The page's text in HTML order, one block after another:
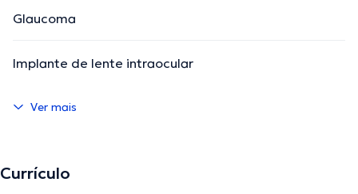
Glaucoma
Implante de lente intraocular
Ver mais
Currículo